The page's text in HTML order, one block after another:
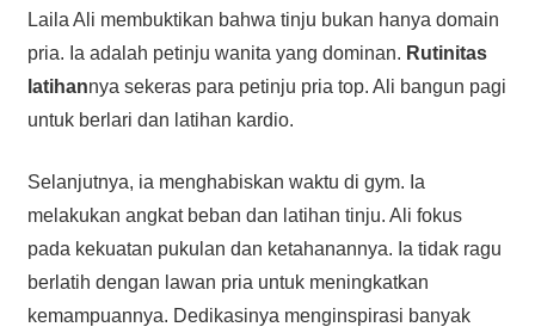
Laila Ali membuktikan bahwa tinju bukan hanya domain
pria. Ia adalah petinju wanita yang dominan. Rutinitas
latihannya sekeras para petinju pria top. Ali bangun pagi
untuk berlari dan latihan kardio.
Selanjutnya, ia menghabiskan waktu di gym. Ia
melakukan angkat beban dan latihan tinju. Ali fokus
pada kekuatan pukulan dan ketahanannya. Ia tidak ragu
berlatih dengan lawan pria untuk meningkatkan
kemampuannya. Dedikasinya menginspirasi banyak